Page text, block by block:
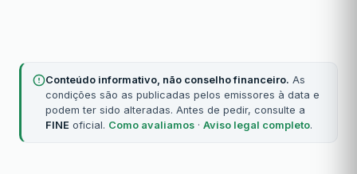
Conteúdo informativo, não conselho financeiro. As
condições são as publicadas pelos emissores à data e
podem ter sido alteradas. Antes de pedir, consulte a
FINE oficial. Como avaliamos · Aviso legal completo.